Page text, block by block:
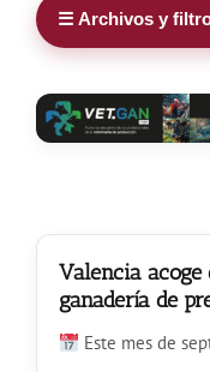
Noticias
Hazte Socio
WooCommerce
Valencia
ganadería de
Este mes de
☰ Archivos y